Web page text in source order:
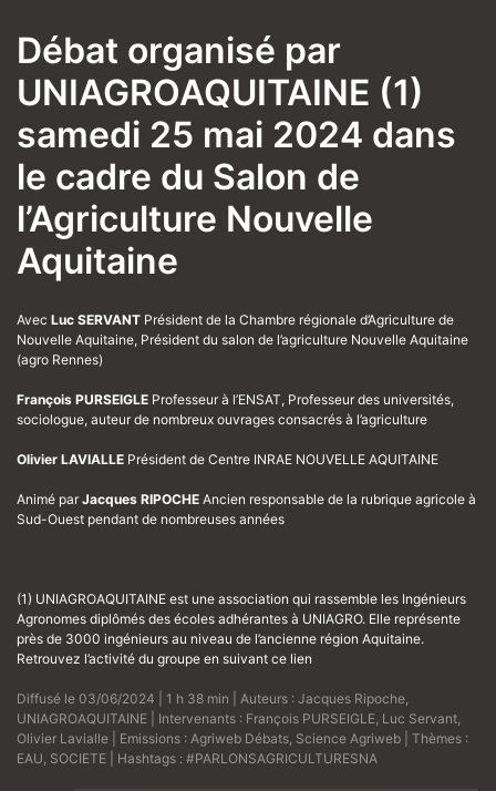
Débat organisé par
UNIAGROAQUITAINE (1)
samedi 25 mai 2024 dans
le cadre du Salon de
l’Agriculture Nouvelle
Aquitaine
Avec Luc SERVANT Président de la Chambre régionale d’Agriculture de
Nouvelle Aquitaine, Président du salon de l’agriculture Nouvelle Aquitaine
(agro Rennes)
François PURSEIGLE Professeur à l’ENSAT, Professeur des universités,
sociologue, auteur de nombreux ouvrages consacrés à l’agriculture
Olivier LAVIALLE Président de Centre INRAE NOUVELLE AQUITAINE
Animé par Jacques RIPOCHE Ancien responsable de la rubrique agricole à
Sud-Ouest pendant de nombreuses années
(1) UNIAGROAQUITAINE est une association qui rassemble les Ingénieurs
Agronomes diplômés des écoles adhérantes à UNIAGRO. Elle représente
près de 3000 ingénieurs au niveau de l’ancienne région Aquitaine.
Retrouvez l’activité du groupe en suivant ce lien
Diffusé le 03/06/2024 | 1 h 38 min | Auteurs : Jacques Ripoche
UNIAGROAQUITAINE | Intervenants : François PURSEIGLE Luc Servant
Olivier Lavialle | Emissions : Agriweb Débats Science Agriweb | Thèmes :
EAU SOCIETE | Hashtags : #PARLONSAGRICULTURESNA